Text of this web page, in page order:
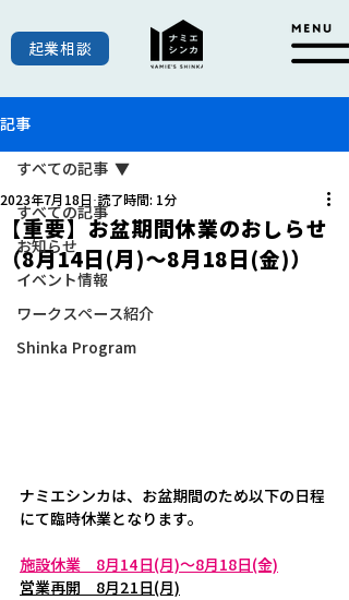
起業相談
記事
すべての記事
お知らせ
イベント情報
ワークスペース紹介
Shinka Program
すべての記事
【重要】お盆期間休業のおしらせ
（8月14日(月)～8月18日(金)）
2023年7月18日 読了時間: 1分
ナミエシンカは、お盆期間のため以下の日程
にて臨時休業となります。
施設休業　8月14日(月)～8月18日(金)
営業再開　8月21日(月)